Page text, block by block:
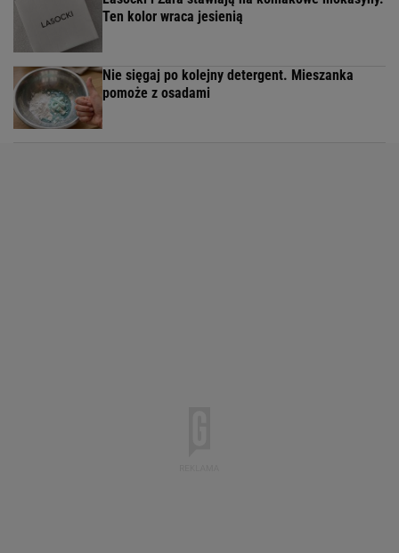
Ten kolor wraca jesienią
Nie sięgaj po kolejny detergent. Mieszanka
pomoże z osadami